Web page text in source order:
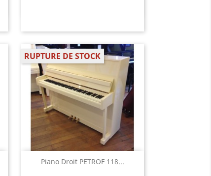
Piano Droit PETROF 118...
RUPTURE DE STOCK
 Aperçu rapide